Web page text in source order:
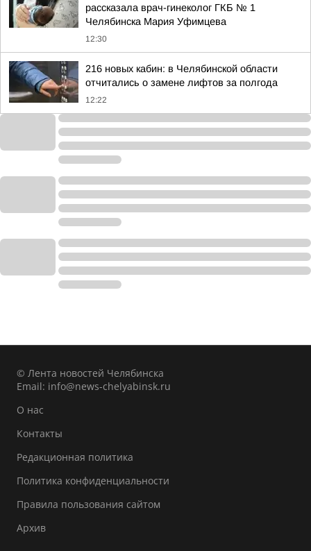
рассказала врач-гинеколог ГКБ № 1
Челябинска Мария Уфимцева
12:30
216 новых кабин: в Челябинской области
отчитались о замене лифтов за полгода
12:22
© Лента новостей Челябинска
Email: info@news-chelyabinsk.ru
О нас
Контакты
Редакционная политика
Политика конфиденциальности
Правила пользования сайтом
Архив